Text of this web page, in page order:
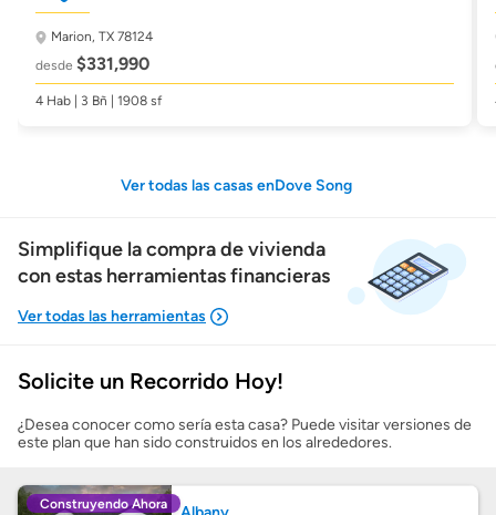
Marion, TX 78124
desde $331,990
4 Hab | 3 Bñ | 1908 sf
Ver todas las casas enDove Song
Simplifique la compra de vivienda
con estas herramientas financieras
Mostrarme lo que puedo pagar
Costos casa nueva vs. usada
Solicite un Recorrido Hoy!
¿Desea conocer como sería esta casa? Puede visitar versiones de
este plan que han sido construidos en los alrededores.
Construyendo Ahora